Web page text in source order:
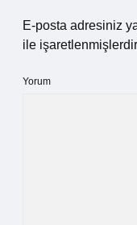
E-posta adresiniz
ile işaretlenmişlerdir
Yorum